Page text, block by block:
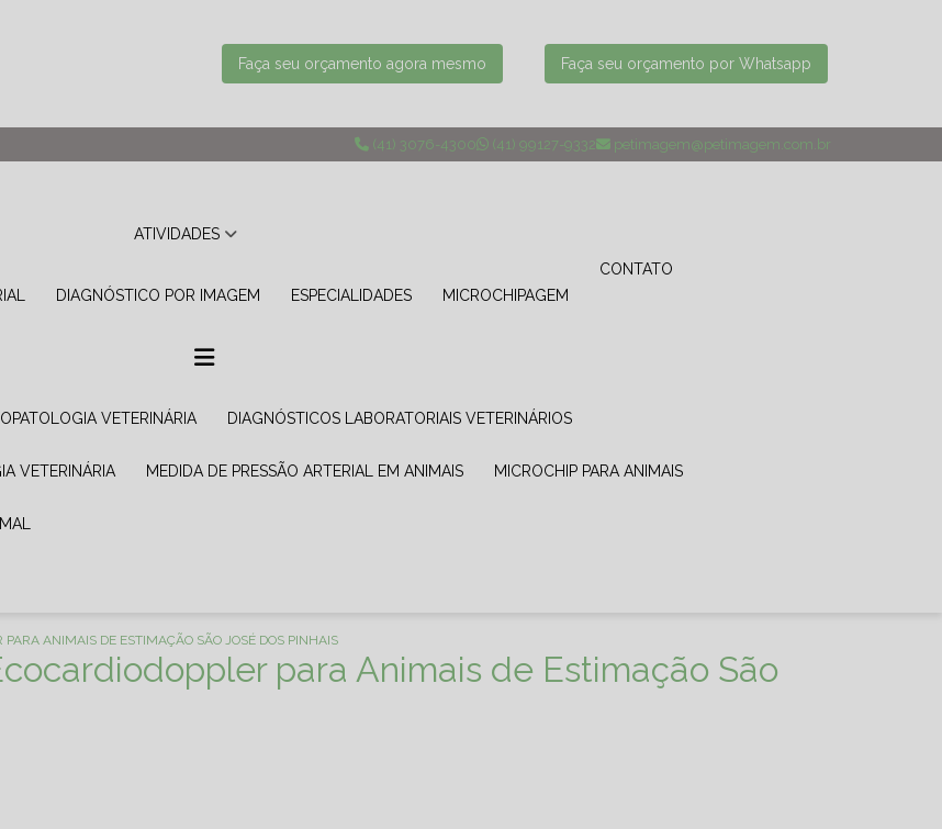
Faça seu orçamento agora mesmo Faça seu orçamento por Whatsapp
(41) 3076-4300 (41) 99127-9332 petimagem@petimagem.com.br
ATIVIDADES
DIAGNÓSTICO POR IMAGEM ESPECIALIDADES MICROCHIPAGEM
CONTATO
VETERINÁRIA DIAGNÓSTICOS LABORATORIAIS VETERINÁRIOS
VETERINÁRIA MEDIDA DE PRESSÃO ARTERIAL EM ANIMAIS MICROCHIP PARA ANIMAIS
ANIMAIS DE ESTIMAÇÃO SÃO JOSÉ DOS PINHAIS
para Animais de Estimação São